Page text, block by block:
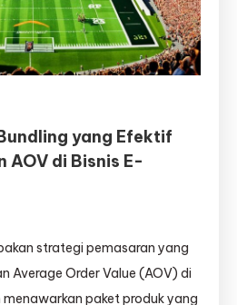
yang Efektif
AOV di Bisnis E-
strategi pemasaran yang
Average Order Value (AOV) di
paket produk yang